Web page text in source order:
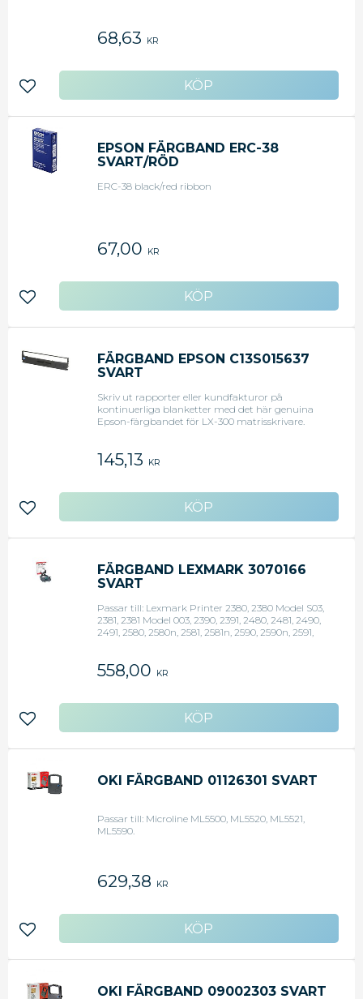
68,63 KR
Lägg till i favoriter
EPSON FÄRGBAND ERC-38
SVART/RÖD
ERC-38 black/red ribbon
67,00 KR
Lägg till i favoriter
FÄRGBAND EPSON C13S015637
SVART
Skriv ut rapporter eller kundfakturor på
kontinuerliga blanketter med det här genuina
Epson-färgbandet för LX-300 matrisskrivare.
och kontinuerlig utskrift. Med det svarta bandet
kan du skriva ut skarp text för mycket tydliga
att bandet trasslar eller rivs sönder. Det här
Epson-färgbandet sitter i en hållbar plastkassett
som är enkel att applicera i kompatibla skrivare. -
Förpackningens mått: 8,3 x 29,8 x 4,2 cm
145,13 KR
Lägg till i favoriter
FÄRGBAND LEXMARK 3070166
SVART
Passar till: Lexmark Printer 2380, 2380 Model S03,
2381, 2381 Model 003, 2390, 2391, 2480, 2481, 2490,
2491, 2580, 2580n, 2581, 2581n, 2590, 2590n, 2591,
558,00 KR
Lägg till i favoriter
OKI FÄRGBAND 01126301 SVART
Passar till: Microline ML5500, ML5520, ML5521,
ML5590.
629,38 KR
Lägg till i favoriter
OKI FÄRGBAND 09002303 SVART